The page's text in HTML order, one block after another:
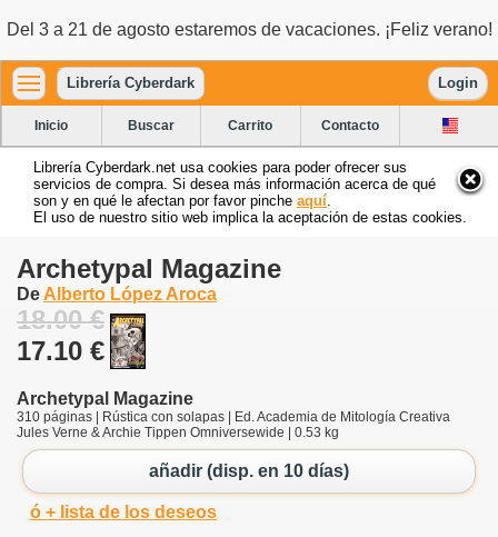
Del 3 a 21 de agosto estaremos de vacaciones. ¡Feliz verano!
Librería Cyberdark Login
Inicio Buscar Carrito Contacto
Librería Cyberdark.net usa cookies para poder ofrecer sus
servicios de compra. Si desea más información acerca de qué
son y en qué le afectan por favor pinche aquí
El uso de nuestro sitio web implica la aceptación de estas cookies.
Archetypal Magazine
De Alberto López Aroca
18.00 €
17.10 €
Archetypal Magazine
310 páginas | Rústica con solapas | Ed. Academia de Mitología Creativa
Jules Verne & Archie Tippen Omniversewide | 0.53 kg
añadir (disp. en 10 días)
ó + lista de los deseos